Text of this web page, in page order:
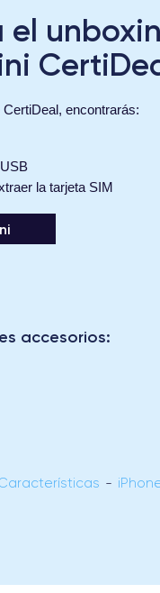
el
encontrarás:
la tarjeta SIM
accesorios:
-